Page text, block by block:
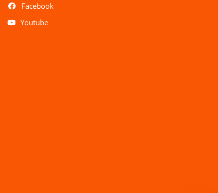
Facebook
Youtube